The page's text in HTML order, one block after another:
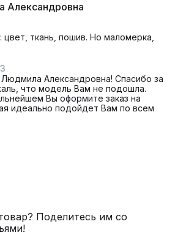
цвет, ткань, пошив. Но маломерка,
Александровна! Спасибо за
что модель Вам не подошла.
Вы оформите заказ на
идеально подойдет Вам по всем
Поделитесь им со